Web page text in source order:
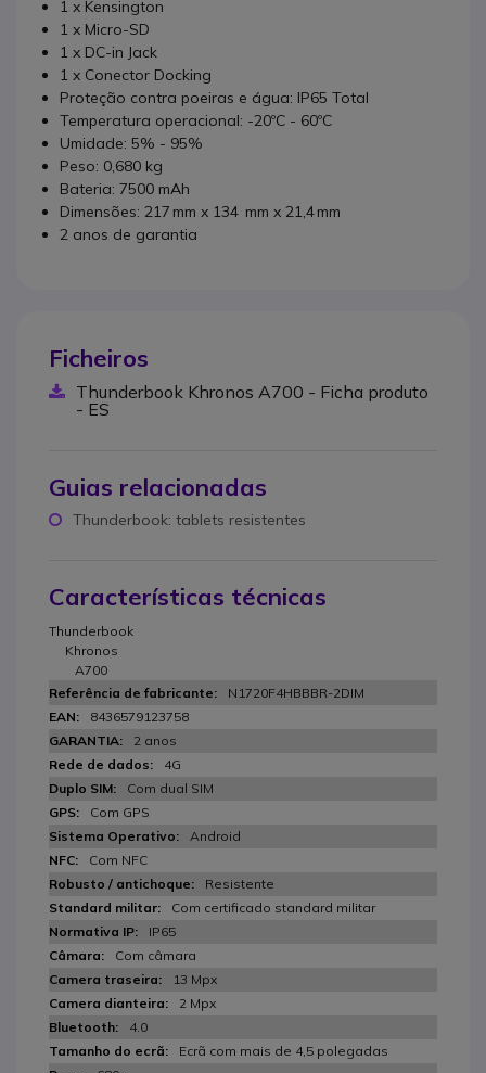
1 x Kensington
1 x Micro-SD
1 x DC-in Jack
1 x Conector Docking
Proteção contra poeiras e água: IP65 Total
Temperatura operacional: -20ºC - 60ºC
Umidade: 5% - 95%
Peso: 0,680 kg
Bateria: 7500 mAh
Dimensões: 217 mm x 134 mm x 21,4 mm
2 anos de garantia
Ficheiros
Thunderbook Khronos A700 - Ficha produto
- ES
Guias relacionadas
Thunderbook: tablets resistentes
Características técnicas
Thunderbook
Khronos
A700
N1720F4HBBBR-2DIM
8436579123758
2 anos
4G
Com dual SIM
Com GPS
Android
Com NFC
Resistente
Com certificado standard militar
IP65
Com câmara
13 Mpx
2 Mpx
4.0
Ecrã com mais de 4,5 polegadas